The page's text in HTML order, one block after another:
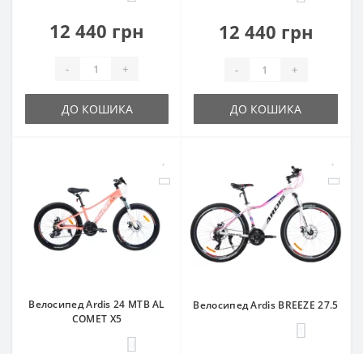
12 440 грн
- +
ДО КОШИКА
12 440 грн
- +
ДО КОШИКА
Велосипед Ardis 24 MTB AL
COMET X5
Велосипед Ardis BREEZE 27.5